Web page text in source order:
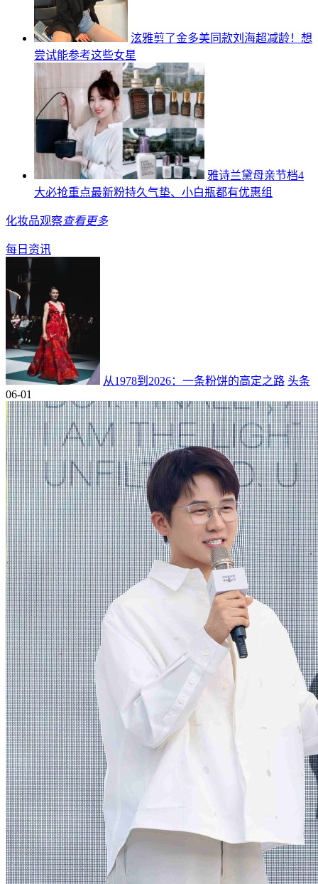
泫雅剪了金多美同款刘海超减龄！想
尝试能参考这些女星
雅诗兰黛母亲节档4
大必抢重点最新粉持久气垫、小白瓶都有优惠组
化妆品观察查看更多
每日资讯
从1978到2026：一条粉饼的高定之路 头条
06-01